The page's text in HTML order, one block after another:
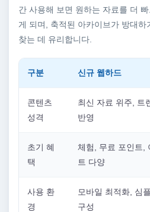
간 사용해 보면 원하는 자료를 더
게 되며, 축적된 아카이브가 방대
찾는 데 유리합니다.
구분 신규 웹하드
콘텐츠
성격
최신 자료 위주, 트
반영
초기 혜
택
체험, 무료 포인트,
트 다양
사용 환
경
모바일 최적화, 심
구성